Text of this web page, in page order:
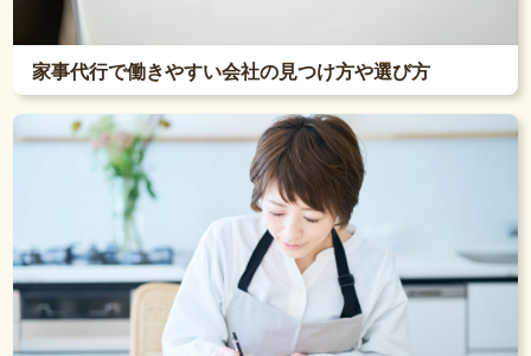
家事代行で働きやすい会社の見つけ方や選び方